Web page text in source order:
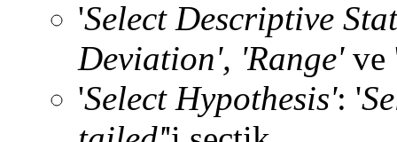
'Select Descriptive
Deviation', 'Range've
'Select Hypothesis': '